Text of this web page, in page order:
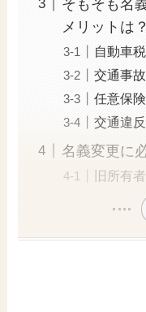
そもそも名
メリットは？
自動車
交通事
任意保
交通違
名義変更に
旧所有者